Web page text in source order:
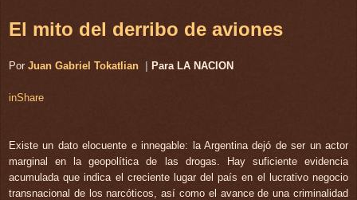
El mito del derribo de aviones
Por Juan Gabriel Tokatlian Para LA NACION
inShare
Existe un dato elocuente e innegable: la Argentina dejó de ser un actor
marginal en la geopolítica de las drogas. Hay suficiente evidencia
acumulada que indica el creciente lugar del país en el lucrativo negocio
transnacional de los narcóticos, así como el avance de una criminalidad